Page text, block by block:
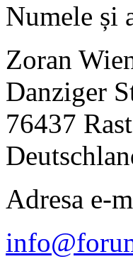
Numele și
Zoran
Danziger
76437
Adresa e-